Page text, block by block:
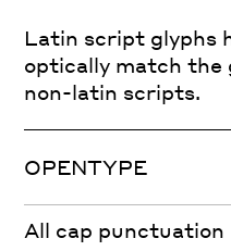
Latin script glyphs
optically match the
non-latin scripts.
OPENTYPE
All cap punctuation